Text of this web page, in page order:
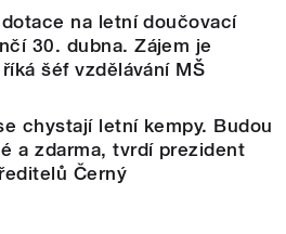
na letní doučovací
30. dubna. Zájem je
šéf vzdělávání MŠ
chystají letní kempy. Budou
a zdarma, tvrdí prezident
Černý